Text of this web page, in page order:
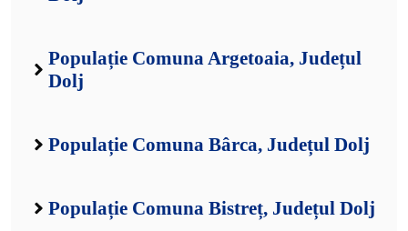
Populație Comuna Argetoaia, Județul
Dolj
Populație Comuna Bârca, Județul Dolj
Populație Comuna Bistreț, Județul Dolj